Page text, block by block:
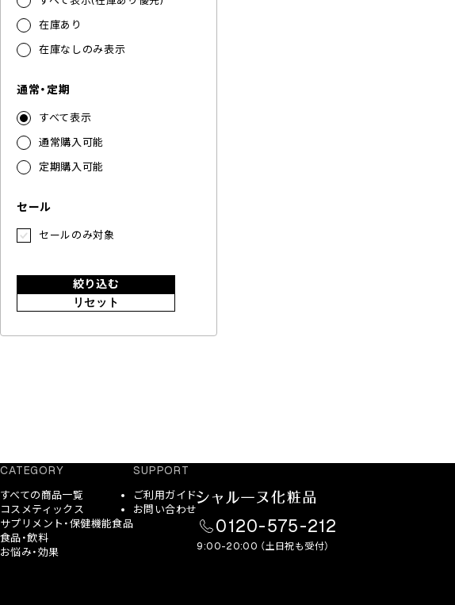
在庫あり
在庫なしのみ表示
通常・定期
すべて表示
通常購入可能
定期購入可能
セール
セールのみ対象
絞り込む
リセット
CATEGORY
すべての商品一覧
コスメティックス
サプリメント・保健機能食品
食品・飲料
お悩み・効果
SUPPORT
ご利用ガイド
お問い合わせ
0120-575-212
9:00-20:00 （土日祝も受付）